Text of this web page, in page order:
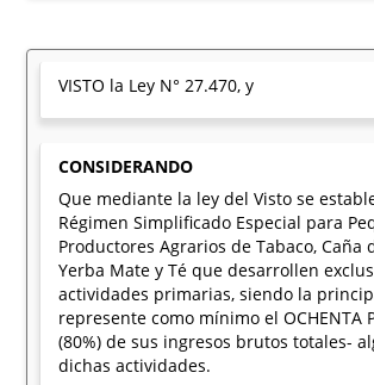
VISTO la Ley N° 27.470, y
CONSIDERANDO
Que mediante la ley del Visto se
Régimen Simplificado Especial para
Productores Agrarios de Tabaco, Caña
Yerba Mate y Té que desarrollen
actividades primarias, siendo la
represente como mínimo el OCHENTA
(80%) de sus ingresos brutos totales-
dichas actividades.